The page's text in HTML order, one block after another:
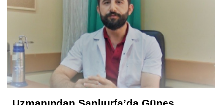
Uzmanından Şanlıurfa’da Güneş